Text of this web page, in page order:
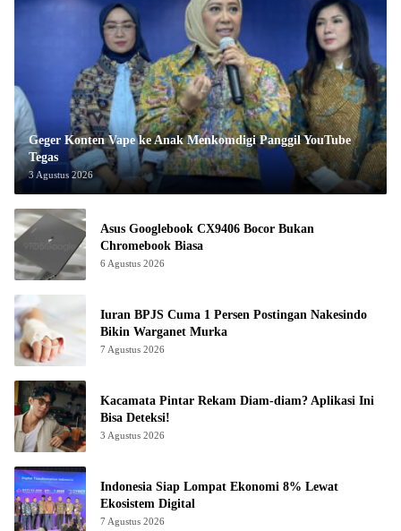
Geger Konten Vape ke Anak Menkomdigi Panggil YouTube
Tegas
3 Agustus 2026
Asus Googlebook CX9406 Bocor Bukan
Chromebook Biasa
6 Agustus 2026
Iuran BPJS Cuma 1 Persen Postingan Nakesindo
Bikin Warganet Murka
7 Agustus 2026
Kacamata Pintar Rekam Diam-diam? Aplikasi Ini
Bisa Deteksi!
3 Agustus 2026
Indonesia Siap Lompat Ekonomi 8% Lewat
Ekosistem Digital
7 Agustus 2026